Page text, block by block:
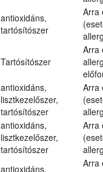
antioxidáns,
tartósítószer
Arra
Tartósítószer
Arra
antioxidáns,
lisztkezelőszer,
tartósítószer
Arra
antioxidáns,
lisztkezelőszer,
tartósítószer
Arra
antioxidáns,
Arra